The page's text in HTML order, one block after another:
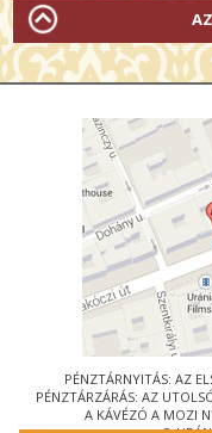
PÉNZTÁRNYITÁS: AZ
PÉNZTÁRZÁRÁS: AZ
A KÁVÉZÓ A MOZI